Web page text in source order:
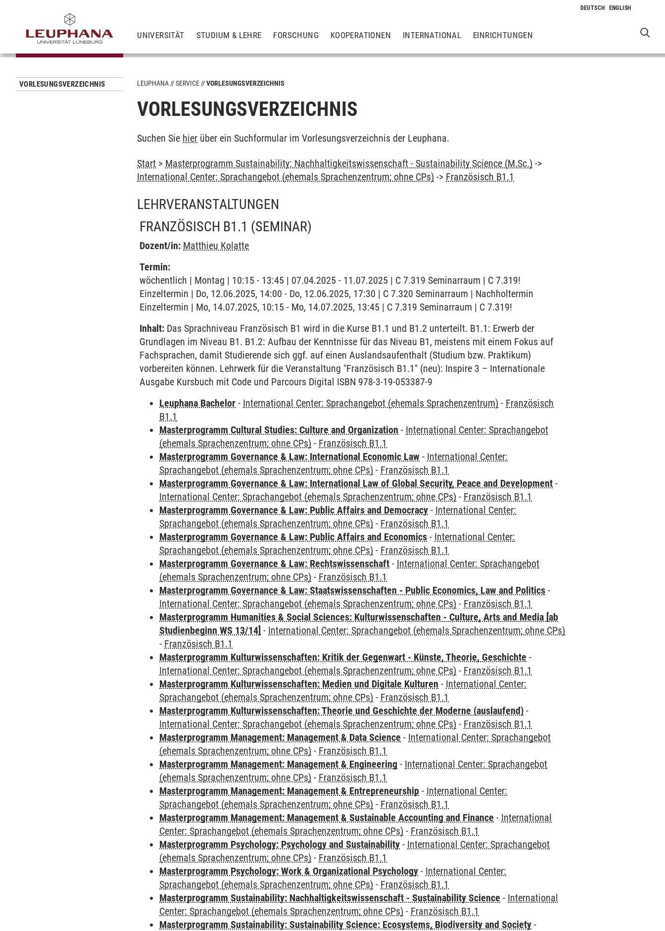
UNIVERSITÄT STUDIUM & LEHRE FORSCHUNG KOOPERATIONEN INTERNATIONAL EINRICHTUNGEN
VORLESUNGSVERZEICHNIS LEUPHANA SERVICE VORLESUNGSVERZEICHNIS
VORLESUNGSVERZEICHNIS
Suchen Sie hier über ein Suchformular im Vorlesungsverzeichnis der Leuphana.
Start > Masterprogramm Sustainability: Nachhaltigkeitswissenschaft - Sustainability Science (M.Sc.) ->
International Center: Sprachangebot (ehemals Sprachenzentrum; ohne CPs) -> Französisch B1.1
LEHRVERANSTALTUNGEN
FRANZÖSISCH B1.1 (SEMINAR)
Dozent/in: Matthieu Kolatte
Termin:
wöchentlich | Montag | 10:15 - 13:45 | 07.04.2025 - 11.07.2025 | C 7.319 Seminarraum | C 7.319!
Einzeltermin | Do, 12.06.2025, 14:00 - Do, 12.06.2025, 17:30 | C 7.320 Seminarraum | Nachholtermin
Einzeltermin | Mo, 14.07.2025, 10:15 - Mo, 14.07.2025, 13:45 | C 7.319 Seminarraum | C 7.319!
Inhalt: Das Sprachniveau Französisch B1 wird in die Kurse B1.1 und B1.2 unterteilt. B1.1: Erwerb der
Grundlagen im Niveau B1. B1.2: Aufbau der Kenntnisse für das Niveau B1, meistens mit einem Fokus auf
Fachsprachen, damit Studierende sich ggf. auf einen Auslandsaufenthalt (Studium bzw. Praktikum)
vorbereiten können. Lehrwerk für die Veranstaltung "Französisch B1.1" (neu): Inspire 3 – Internationale
Ausgabe Kursbuch mit Code und Parcours Digital ISBN 978-3-19-053387-9
Leuphana Bachelor - International Center: Sprachangebot (ehemals Sprachenzentrum) - Französisch
B1.1
Masterprogramm Cultural Studies: Culture and Organization - International Center: Sprachangebot
(ehemals Sprachenzentrum; ohne CPs) - Französisch B1.1
Masterprogramm Governance & Law: International Economic Law - International Center:
Sprachangebot (ehemals Sprachenzentrum; ohne CPs) - Französisch B1.1
Masterprogramm Governance & Law: International Law of Global Security, Peace and Development -
International Center: Sprachangebot (ehemals Sprachenzentrum; ohne CPs) - Französisch B1.1
Masterprogramm Governance & Law: Public Affairs and Democracy - International Center:
Sprachangebot (ehemals Sprachenzentrum; ohne CPs) - Französisch B1.1
Masterprogramm Governance & Law: Public Affairs and Economics - International Center:
Sprachangebot (ehemals Sprachenzentrum; ohne CPs) - Französisch B1.1
Masterprogramm Governance & Law: Rechtswissenschaft - International Center: Sprachangebot
(ehemals Sprachenzentrum; ohne CPs) - Französisch B1.1
Masterprogramm Governance & Law: Staatswissenschaften - Public Economics, Law and Politics -
International Center: Sprachangebot (ehemals Sprachenzentrum; ohne CPs) - Französisch B1.1
Masterprogramm Humanities & Social Sciences: Kulturwissenschaften - Culture, Arts and Media [ab
Studienbeginn WS 13/14] - International Center: Sprachangebot (ehemals Sprachenzentrum; ohne CPs)
- Französisch B1.1
Masterprogramm Kulturwissenschaften: Kritik der Gegenwart - Künste, Theorie, Geschichte -
International Center: Sprachangebot (ehemals Sprachenzentrum; ohne CPs) - Französisch B1.1
Masterprogramm Kulturwissenschaften: Medien und Digitale Kulturen - International Center:
Sprachangebot (ehemals Sprachenzentrum; ohne CPs) - Französisch B1.1
Masterprogramm Kulturwissenschaften: Theorie und Geschichte der Moderne (auslaufend) -
International Center: Sprachangebot (ehemals Sprachenzentrum; ohne CPs) - Französisch B1.1
Masterprogramm Management: Management & Data Science - International Center: Sprachangebot
(ehemals Sprachenzentrum; ohne CPs) - Französisch B1.1
Masterprogramm Management: Management & Engineering - International Center: Sprachangebot
(ehemals Sprachenzentrum; ohne CPs) - Französisch B1.1
Masterprogramm Management: Management & Entrepreneurship - International Center:
Sprachangebot (ehemals Sprachenzentrum; ohne CPs) - Französisch B1.1
Masterprogramm Management: Management & Sustainable Accounting and Finance - International
Center: Sprachangebot (ehemals Sprachenzentrum; ohne CPs) - Französisch B1.1
Masterprogramm Psychology: Psychology and Sustainability - International Center: Sprachangebot
(ehemals Sprachenzentrum; ohne CPs) - Französisch B1.1
Masterprogramm Psychology: Work & Organizational Psychology - International Center:
Sprachangebot (ehemals Sprachenzentrum; ohne CPs) - Französisch B1.1
Masterprogramm Sustainability: Nachhaltigkeitswissenschaft - Sustainability Science - International
Center: Sprachangebot (ehemals Sprachenzentrum; ohne CPs) - Französisch B1.1
Masterprogramm Sustainability: Sustainability Science: Ecosystems, Biodiversity and Society -